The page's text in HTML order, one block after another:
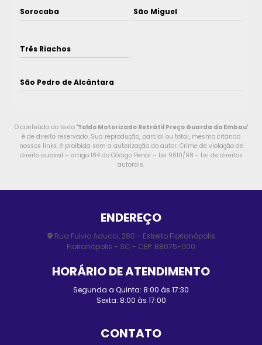
Sorocaba São Miguel
Três Riachos
São Pedro de Alcântara
O conteúdo do texto "Toldo Motorizado Retrátil Preço Guarda do Embau"
é de direito reservado. Sua reprodução, parcial ou total, mesmo citando
nossos links, é proibida sem a autorização do autor. Crime de violação de
direito autoral – artigo 184 do Código Penal – Lei 9610/98 - Lei de direitos
autorais.
ENDEREÇO
Rua Fulvio Aducci, 280 - Estreito Florianópolis
Florianópolis - SC - CEP: 88075-000
HORÁRIO DE ATENDIMENTO
Segunda a Quinta: 8:00 às 17:30
Sexta: 8:00 às 17:00
CONTATO